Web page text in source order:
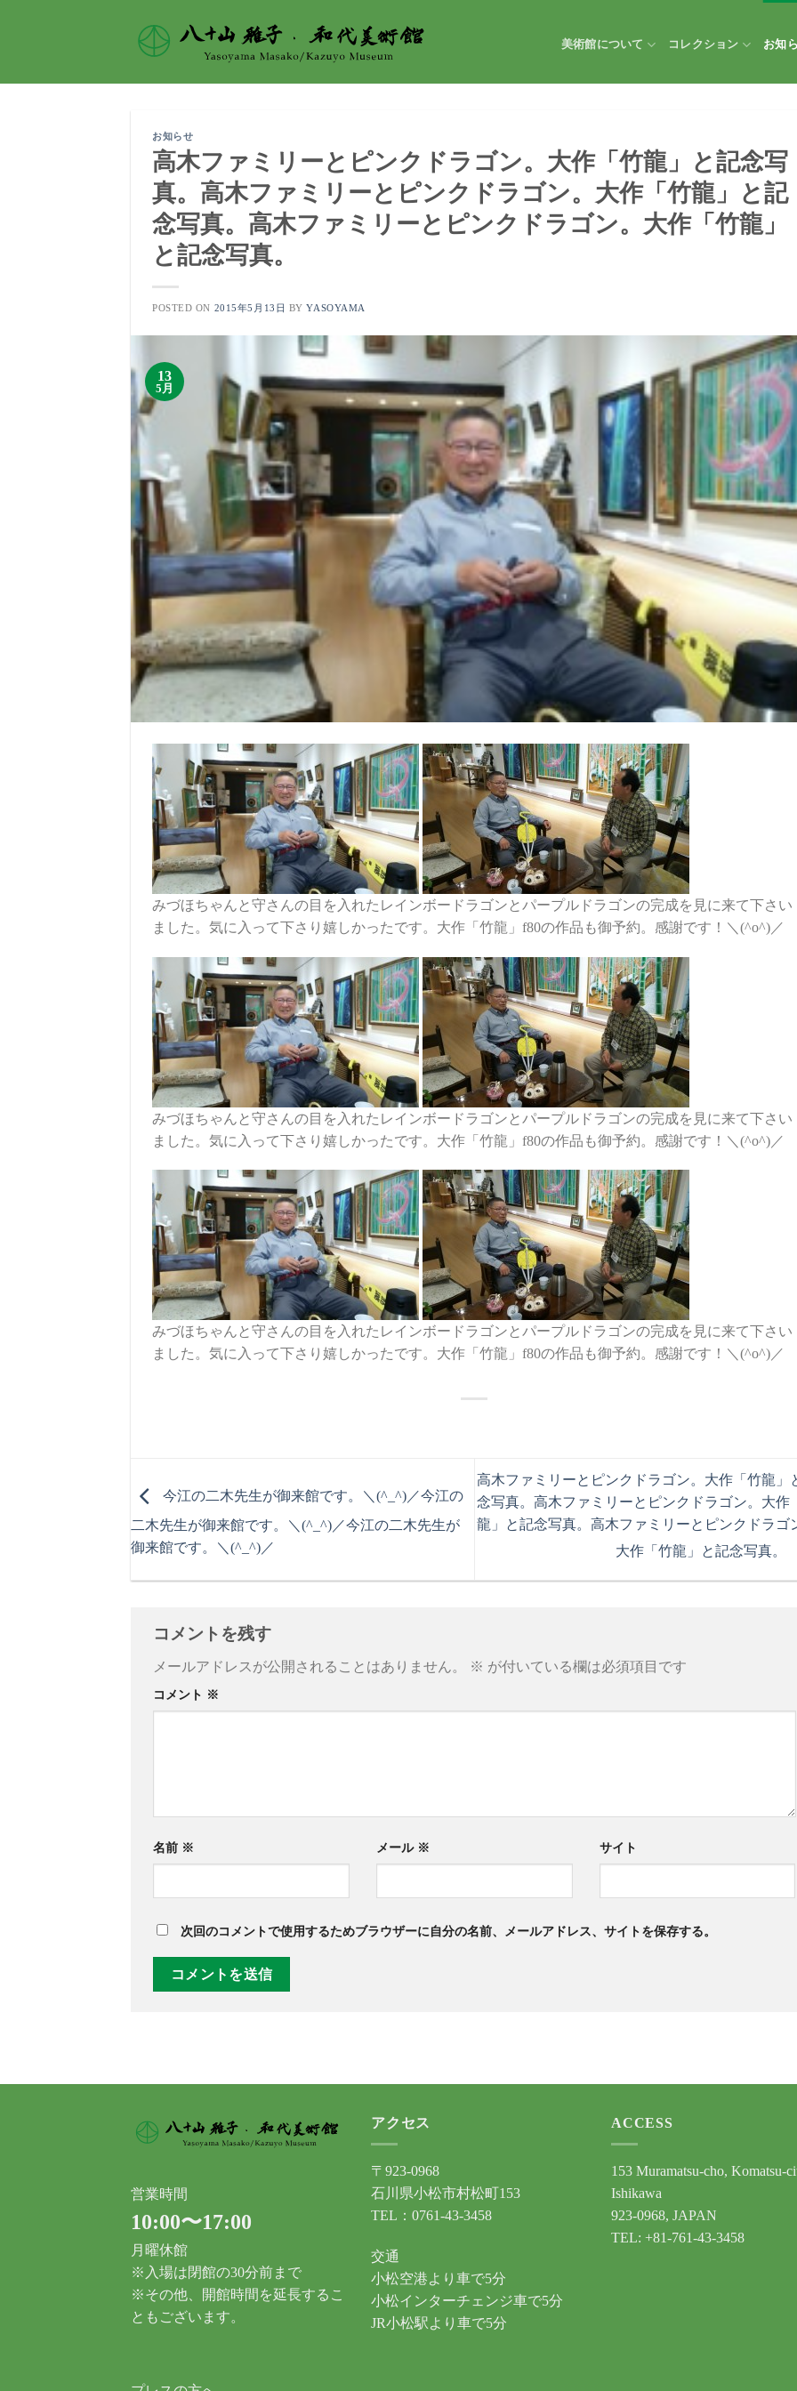
美術館について コレクション お知
お知らせ
高木ファミリーとピンクドラゴン。大作「竹龍」と記念写
真。 高木ファミリーとピンクドラゴン。大作「竹龍」と記
念写真。 高木ファミリーとピンクドラゴン。大作「竹龍」
と記念写真。
POSTED ON 2015年5月13日 BYYASOYAMA
13
5月
みづほちゃんと守さんの目を入れたレインボードラゴンとパープルドラゴンの完成を見に来て下さい
ました。気に入って下さり嬉しかったです。大作「竹龍」f80の作品も御予約。感謝です！＼(^o^)／
みづほちゃんと守さんの目を入れたレインボードラゴンとパープルドラゴンの完成を見に来て下さい
ました。気に入って下さり嬉しかったです。大作「竹龍」f80の作品も御予約。感謝です！＼(^o^)／
みづほちゃんと守さんの目を入れたレインボードラゴンとパープルドラゴンの完成を見に来て下さい
ました。気に入って下さり嬉しかったです。大作「竹龍」f80の作品も御予約。感謝です！＼(^o^)／
今江の二木先生が御来館です。＼(^_^)／今江の
二木先生が御来館です。＼(^_^)／今江の二木先生が
御来館です。＼(^_^)／
高木ファミリーとピンクドラゴン。大作「竹龍」
念写真。 高木ファミリーとピンクドラゴン。大作
龍」と記念写真。 高木ファミリーとピンクドラゴ
大作「竹龍」と記念写真。
コメントを残す
メールアドレスが公開されることはありません。 ※ が付いている欄は必須項目です
コメント ※
名前 ※ メール ※ サイト
次回のコメントで使用するためブラウザーに自分の名前、メールアドレス、サイトを保存する。
営業時間
10:00〜17:00
月曜休館
※入場は閉館の30分前まで
※その他、開館時間を延長するこ
ともございます。
アクセス
〒923-0968
石川県小松市村松町153
TEL：0761-43-3458
交通
小松空港より車で5分
小松インターチェンジ車で5分
JR小松駅より車で5分
ACCESS
153 Muramatsu-cho, Komatsu-
Ishikawa
923-0968, JAPAN
TEL: +81-761-43-3458